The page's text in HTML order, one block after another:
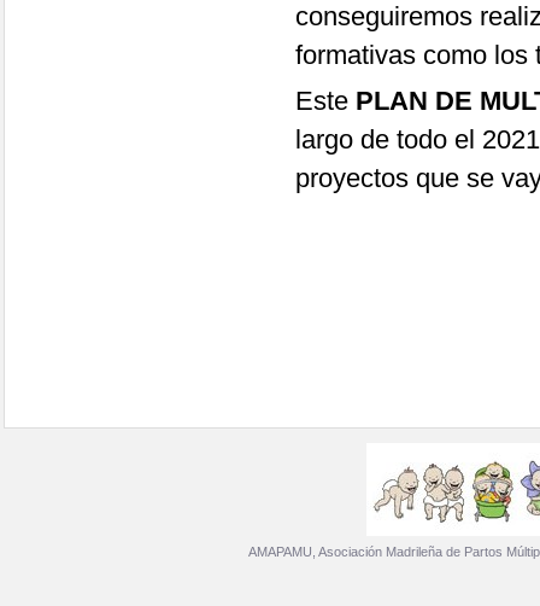
conseguiremos
formativas como los
Este PLAN DE
largo de todo el
proyectos que se
AMAPAMU, Asociación Madrileña de Partos